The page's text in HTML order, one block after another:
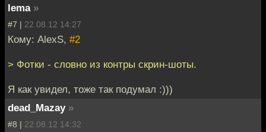
lema »
#7 | 22.08.12 14:27
Кому: AlexS, #2
> Фотки - словно из контры скрин-шоты.
Я как увидел, тоже так подумал :)))
dead_Mazay »
#8 | 22.08.12 14:32